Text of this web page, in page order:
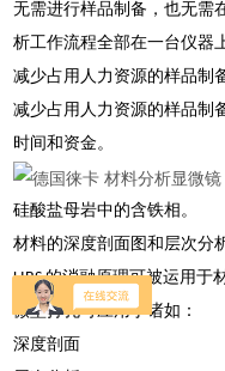
无需进行样品制备，也无需
析工作流程全部在一台仪器
减少占用人力资源的样品制
减少占用人力资源的样品制
时间和资金。
硅酸盐母岩中的含铁相。
材料的深度剖面图和层次分
LIBS 的消融原理可被运用于
微型打孔可应用于诸如：
深度剖面